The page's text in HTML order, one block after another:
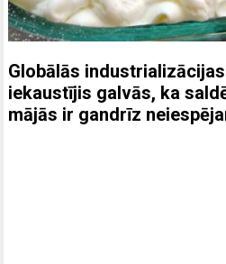
Globālās
iekaustījis galvās, ka
mājās ir gandrīz